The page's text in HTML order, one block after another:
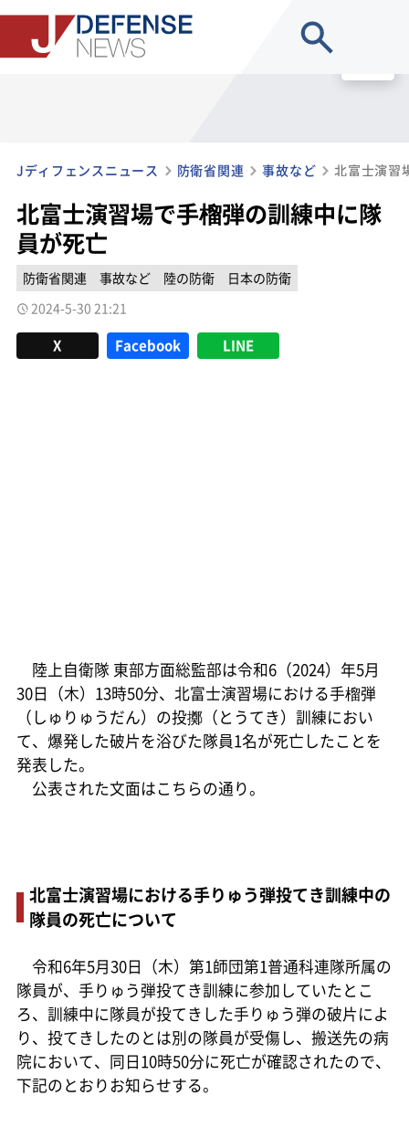
Jディフェンスニュース 防衛省関連 事故など 北富士演習
北富士演習場で手榴弾の訓練中に隊
員が死亡
防衛省関連 事故など 陸の防衛
日本の防衛
2024-5-30 21:21
X Facebook LINE
陸上自衛隊 東部方面総監部は令和6（2024）年5月
30日（木）13時50分、北富士演習場における手榴弾
（しゅりゅうだん）の投擲（とうてき）訓練におい
て、爆発した破片を浴びた隊員1名が死亡したことを
発表した。
公表された文面はこちらの通り。
北富士演習場における手りゅう弾投てき訓練中の
隊員の死亡について
令和6年5月30日（木）第1師団第1普通科連隊所属の
隊員が、手りゅう弾投てき訓練に参加していたとこ
ろ、訓練中に隊員が投てきした手りゅう弾の破片によ
り、投てきしたのとは別の隊員が受傷し、搬送先の病
院において、同日10時50分に死亡が確認されたので、
下記のとおりお知らせする。